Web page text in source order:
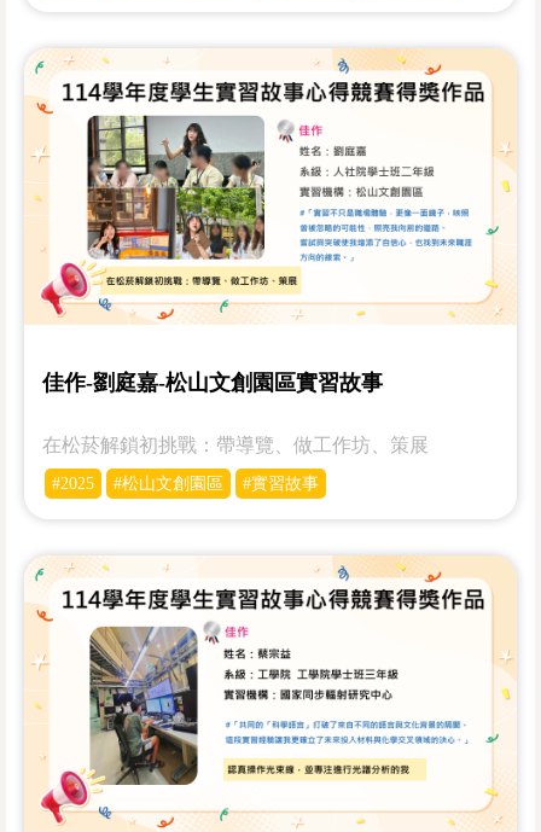
佳作-劉庭嘉-松山文創園區實習故事
在松菸解鎖初挑戰：帶導覽、做工作坊、策展
#2025 #松山文創園區 #實習故事